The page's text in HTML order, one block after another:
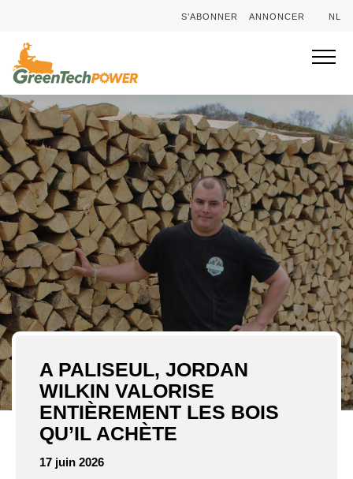
S’ABONNER ANNONCER NL
A PALISEUL, JORDAN
WILKIN VALORISE
ENTIÈREMENT LES BOIS
QU’IL ACHÈTE
17 juin 2026